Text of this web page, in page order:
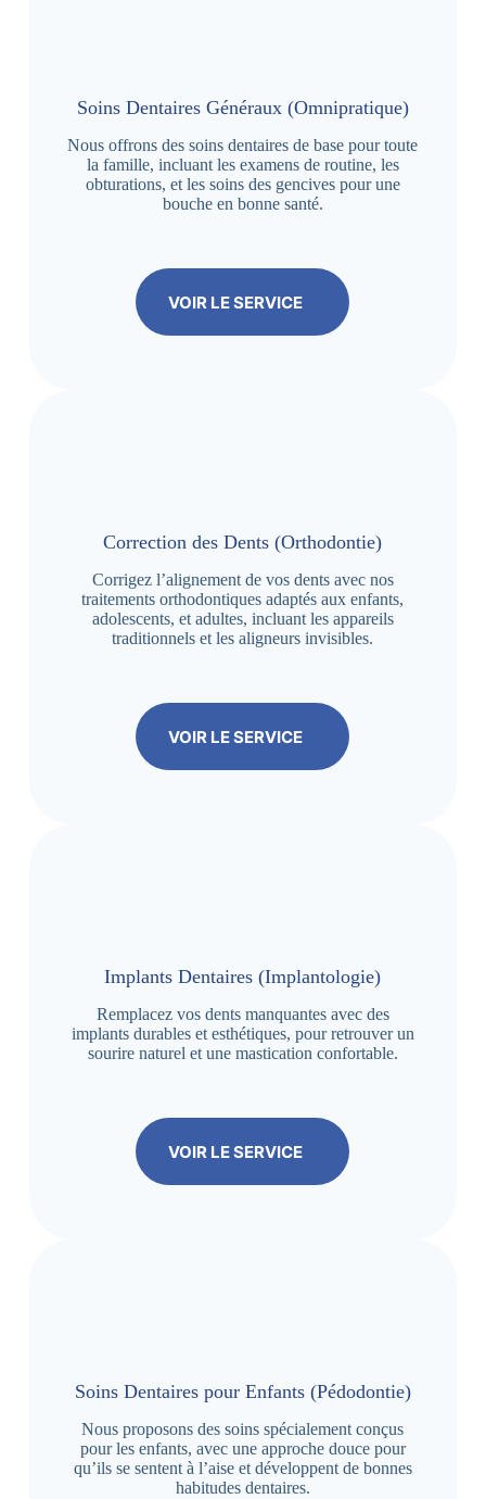
Soins Dentaires Généraux (Omnipratique)
Nous offrons des soins dentaires de base pour toute
la famille, incluant les examens de routine, les
obturations, et les soins des gencives pour une
bouche en bonne santé.
VOIR LE SERVICE
Correction des Dents (Orthodontie)
Corrigez l’alignement de vos dents avec nos
traitements orthodontiques adaptés aux enfants,
adolescents, et adultes, incluant les appareils
traditionnels et les aligneurs invisibles.
VOIR LE SERVICE
Implants Dentaires (Implantologie)
Remplacez vos dents manquantes avec des
implants durables et esthétiques, pour retrouver un
sourire naturel et une mastication confortable.
VOIR LE SERVICE
Soins Dentaires pour Enfants (Pédodontie)
Nous proposons des soins spécialement conçus
pour les enfants, avec une approche douce pour
qu’ils se sentent à l’aise et développent de bonnes
habitudes dentaires.